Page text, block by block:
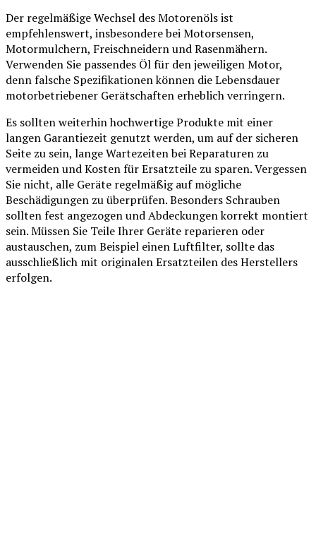
Der regelmäßige Wechsel des Motorenöls ist
empfehlenswert, insbesondere bei Motorsensen,
Motormulchern, Freischneidern und Rasenmähern.
Verwenden Sie passendes Öl für den jeweiligen Motor,
denn falsche Spezifikationen können die Lebensdauer
motorbetriebener Gerätschaften erheblich verringern.
Es sollten weiterhin hochwertige Produkte mit einer
langen Garantiezeit genutzt werden, um auf der sicheren
Seite zu sein, lange Wartezeiten bei Reparaturen zu
vermeiden und Kosten für Ersatzteile zu sparen. Vergessen
Sie nicht, alle Geräte regelmäßig auf mögliche
Beschädigungen zu überprüfen. Besonders Schrauben
sollten fest angezogen und Abdeckungen korrekt montiert
sein. Müssen Sie Teile Ihrer Geräte reparieren oder
austauschen, zum Beispiel einen Luftfilter, sollte das
ausschließlich mit originalen Ersatzteilen des Herstellers
erfolgen.